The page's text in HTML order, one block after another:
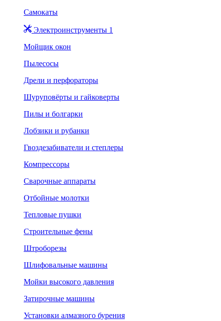
Самокаты
Электроинструменты 1
Мойщик окон
Пылесосы
Дрели и перфораторы
Шуруповёрты и гайковерты
Пилы и болгарки
Лобзики и рубанки
Гвоздезабиватели и степлеры
Компрессоры
Сварочные аппараты
Отбойные молотки
Тепловые пушки
Строительные фены
Штроборезы
Шлифовальные машины
Мойки высокого давления
Затирочные машины
Установки алмазного бурения